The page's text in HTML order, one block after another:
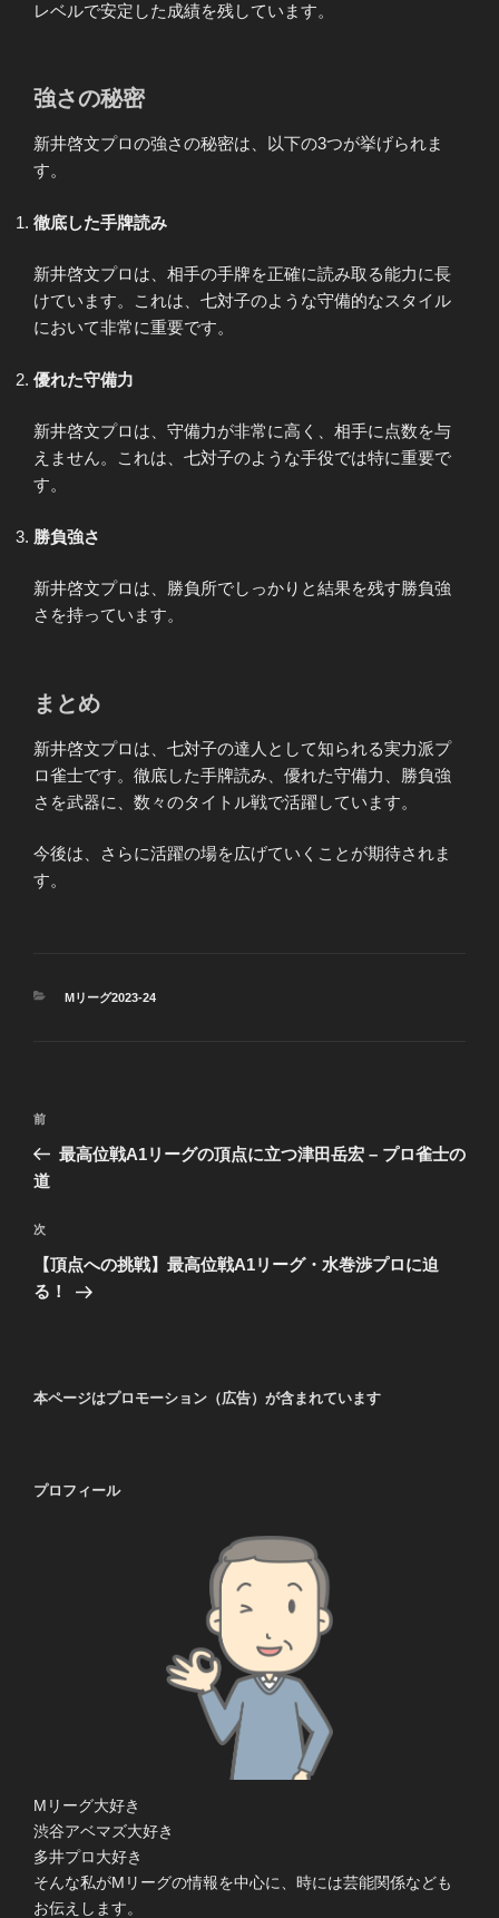
レベルで安定した成績を残しています。
強さの秘密
新井啓文プロの強さの秘密は、以下の3つが挙げられま
す。
徹底した手牌読み
新井啓文プロは、相手の手牌を正確に読み取る能力に長
けています。これは、七対子のような守備的なスタイル
において非常に重要です。
優れた守備力
新井啓文プロは、守備力が非常に高く、相手に点数を与
えません。これは、七対子のような手役では特に重要で
す。
勝負強さ
新井啓文プロは、勝負所でしっかりと結果を残す勝負強
さを持っています。
まとめ
新井啓文プロは、七対子の達人として知られる実力派プ
ロ雀士です。徹底した手牌読み、優れた守備力、勝負強
さを武器に、数々のタイトル戦で活躍しています。
今後は、さらに活躍の場を広げていくことが期待されま
す。
カ
Mリーグ2023-24
投
ナ
ゲ
ー
シ
前
の
投
前
最高位戦A1リーグの頂点に立つ津田岳宏 – プロ雀士の
道
次
の
投
次
【頂点への挑戦】最高位戦A1リーグ・水巻渉プロに迫
る！
本ページはプロモーション（広告）が含まれています
プロフィール
Mリーグ大好き
渋谷アベマズ大好き
多井プロ大好き
そんな私がMリーグの情報を中心に、時には芸能関係なども
お伝えします。